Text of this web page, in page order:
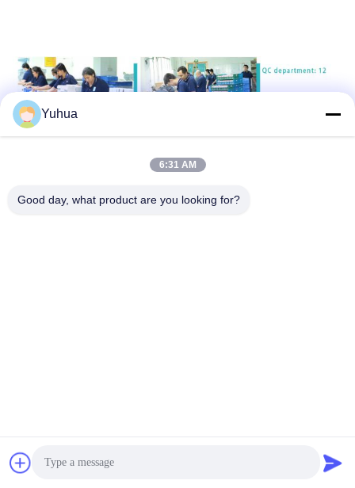
उत्पादन प्रक्रिया
Yuhua
6:31 AM
Good day, what product are you looking for?